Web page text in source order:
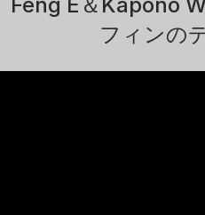
フィンの